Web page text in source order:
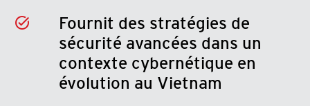
Fournit des stratégies de
sécurité avancées dans un
contexte cybernétique en
évolution au Vietnam